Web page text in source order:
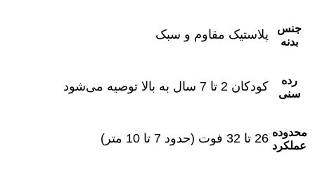
جنس
بدنه
پلاستیک مقاوم و سبک
رده
سنی
کودکان 2 تا 7 سال به بالا توصیه می‌شود
محدوده
عملکرد
26 تا 32 فوت (حدود 7 تا 10 متر)